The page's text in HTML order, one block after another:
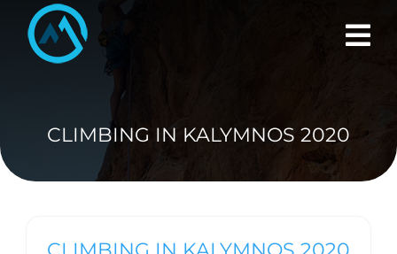
content
CLIMBING IN KALYMNOS 2020